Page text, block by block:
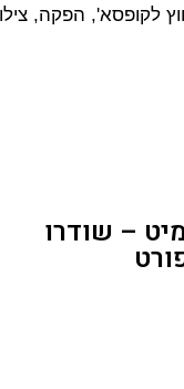
לקופסא', הפקה,
– שודרו